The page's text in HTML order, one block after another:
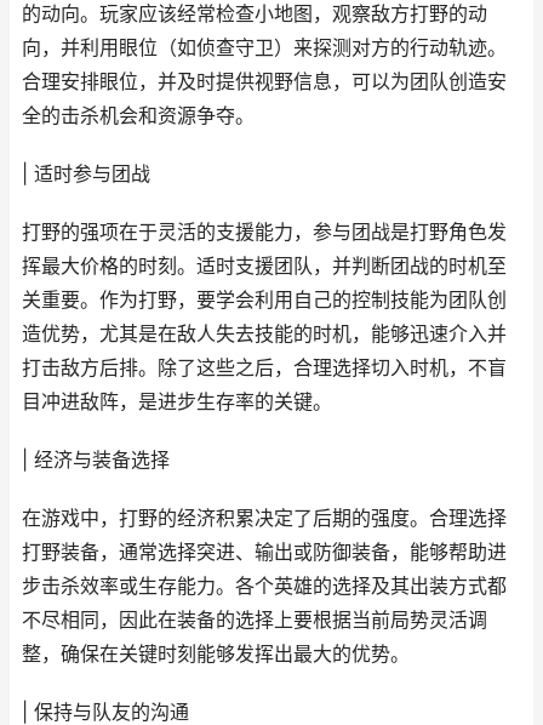
的动向。玩家应该经常检查小地图，观察敌方打野的动
向，并利用眼位（如侦查守卫）来探测对方的行动轨迹。
合理安排眼位，并及时提供视野信息，可以为团队创造安
全的击杀机会和资源争夺。
| 适时参与团战
打野的强项在于灵活的支援能力，参与团战是打野角色发
挥最大价格的时刻。适时支援团队，并判断团战的时机至
关重要。作为打野，要学会利用自己的控制技能为团队创
造优势，尤其是在敌人失去技能的时机，能够迅速介入并
打击敌方后排。除了这些之后，合理选择切入时机，不盲
目冲进敌阵，是进步生存率的关键。
| 经济与装备选择
在游戏中，打野的经济积累决定了后期的强度。合理选择
打野装备，通常选择突进、输出或防御装备，能够帮助进
步击杀效率或生存能力。各个英雄的选择及其出装方式都
不尽相同，因此在装备的选择上要根据当前局势灵活调
整，确保在关键时刻能够发挥出最大的优势。
| 保持与队友的沟通